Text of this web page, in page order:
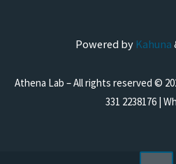
Powered byKahuna
Athena Lab – All rights reserved ©
331 2238176 |